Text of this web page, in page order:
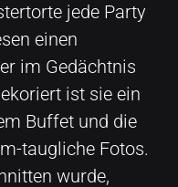
jede Party
einen
im Gedächtnis
ist sie ein
Buffet und die
taugliche Fotos.
wurde,